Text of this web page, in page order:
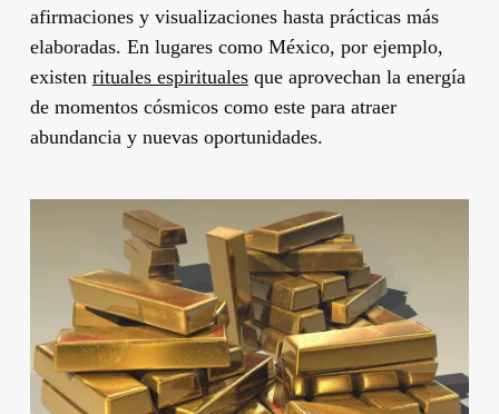
afirmaciones y visualizaciones hasta prácticas más
elaboradas. En lugares como México, por ejemplo,
existen rituales espiritualesque aprovechan la energía
de momentos cósmicos como este para atraer
abundancia y nuevas oportunidades.